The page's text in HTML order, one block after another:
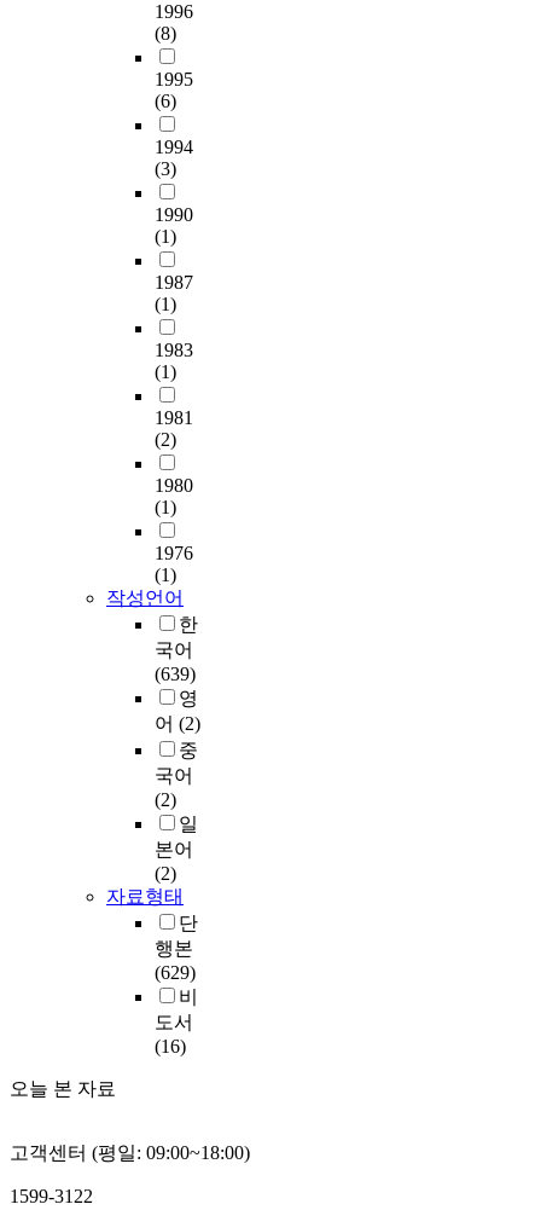
1996
(8)
1995
(6)
1994
(3)
1990
(1)
1987
(1)
1983
(1)
1981
(2)
1980
(1)
1976
(1)
작성언어
한
국어
(639)
영
어 (2)
중
국어
(2)
일
본어
(2)
자료형태
단
행본
(629)
비
도서
(16)
오늘 본 자료
고객센터 (평일: 09:00~18:00)
1599-3122